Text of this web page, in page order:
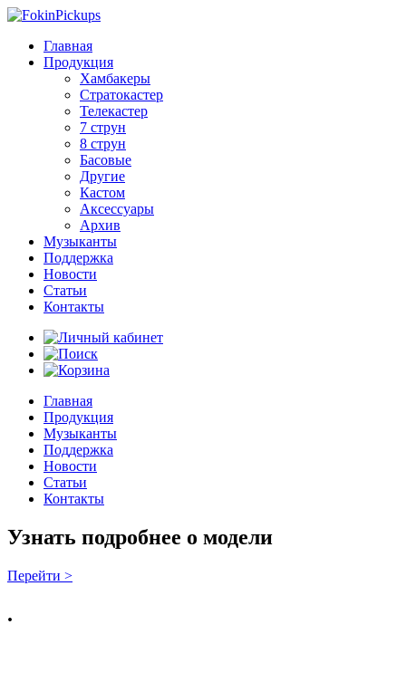
Главная
Продукция
Хамбакеры
Стратокастер
Телекастер
7 струн
8 струн
Басовые
Другие
Кастом
Аксессуары
Архив
Музыканты
Поддержка
Новости
Статьи
Контакты
Главная
Продукция
Музыканты
Поддержка
Новости
Статьи
Контакты
Узнать подробнее о модели
Перейти >
.